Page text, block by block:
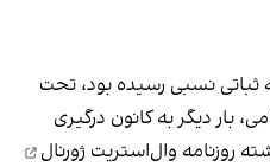
ثباتی نسبی رسیده بود، تحت
بار دیگر به کانون درگیری
روزنامه وال‌استریت ژورنال